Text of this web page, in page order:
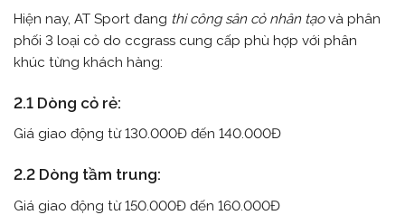
Hiện nay, AT Sport đang thi công sân cỏ nhân tạovà phân
phối 3 loại cỏ do ccgrass cung cấp phù hợp với phân
khúc từng khách hàng:
2.1 Dòng cỏ rẻ:
Giá giao động từ 130.000Đ đến 140.000Đ
2.2 Dòng tầm trung:
Giá giao động từ 150.000Đ đến 160.000Đ